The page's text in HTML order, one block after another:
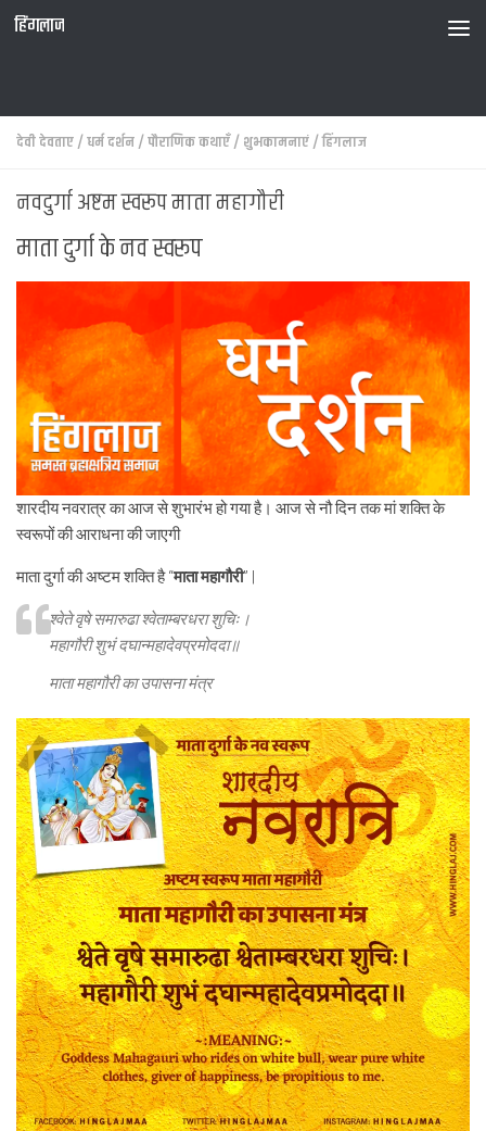
हिंगलाज
देवी देवताए/धर्म दर्शन/पौराणिक कथाएँ/शुभकामनाएं/हिंगलाज
नवदुर्गा अष्टम स्वरूप माता महागौरी
माता दुर्गा के नव स्वरूप
शारदीय नवरात्र का आज से शुभारंभ हो गया है। आज से नौ दिन तक मां शक्ति के
स्वरूपों की आराधना की जाएगी
माता दुर्गा की अष्टम शक्ति है “माता महागौरी” |
श्वेते वृषे समारुढा श्वेताम्बरधरा शुचिः।
महागौरी शुभं दघान्महादेवप्रमोददा॥
माता महागौरी का उपासना मंत्र